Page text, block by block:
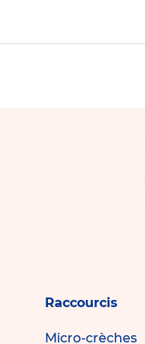
Raccourcis
Micro-crèches